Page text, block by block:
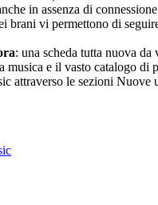
in assenza di
brani vi permettono di
: una scheda tutta nuova da
musica e il vasto catalogo di
attraverso le sezioni Nuove